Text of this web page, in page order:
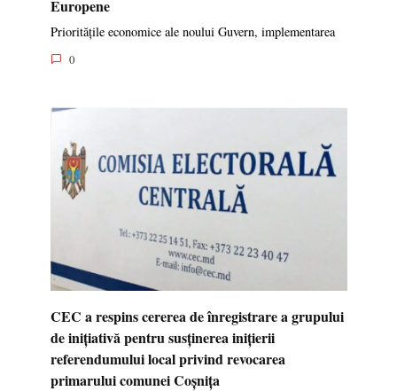
Europene
Prioritățile economice ale noului Guvern, implementarea
0
CEC a respins cererea de înregistrare a grupului
de inițiativă pentru susținerea inițierii
referendumului local privind revocarea
primarului comunei Coșnița